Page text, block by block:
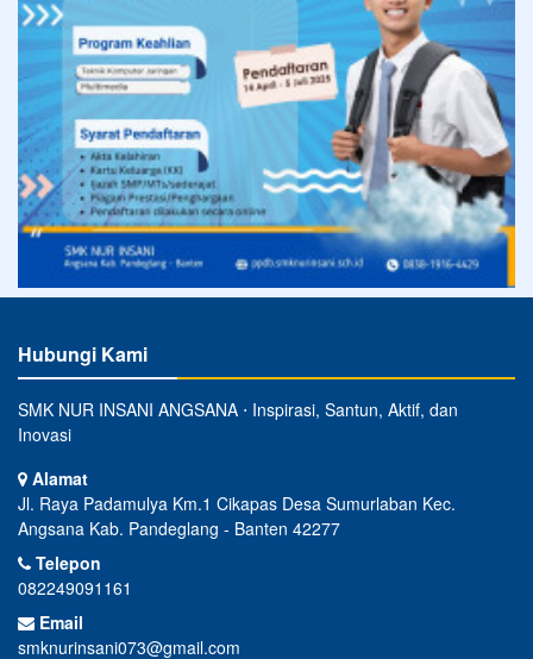
Hubungi Kami
SMK NUR INSANI ANGSANA ⋅ Inspirasi, Santun, Aktif, dan
Inovasi
Alamat
Jl. Raya Padamulya Km.1 Cikapas Desa Sumurlaban Kec.
Angsana Kab. Pandeglang - Banten 42277
Telepon
082249091161
Email
smknurinsani073@gmail.com